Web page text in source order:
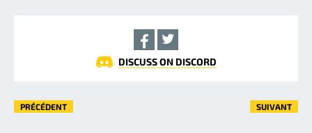
DISCUSS ON DISCORD
PRÉCÉDENT SUIVANT